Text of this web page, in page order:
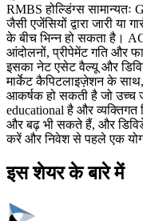
RMBS होल्डिंग्स
जैसी एजेंसियों द्वारा जारी या
के बीच भिन्न हो सकता है।
आंदोलनों, प्रीपेमेंट गति और
इसका नेट एसेट वैल्यू और
मार्केट कैपिटलाइज़ेशन के
आकर्षक हो सकती है जो उच्च
educational है और व्यक्तिगत
और बढ़ भी सकते हैं, और
करें और निवेश से पहले एक
इस शेयर के बारे में